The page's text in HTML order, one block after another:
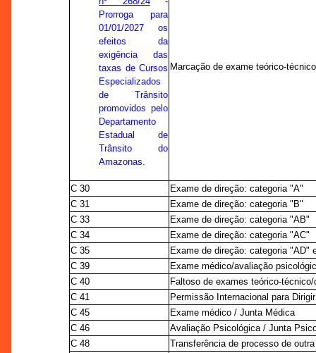
Prorroga para
01/01/2027 os
efeitos da
exigência das
taxas de Cursos
Especializados
de Trânsito
promovidos pelo
Departamento
Estadual de
Trânsito do
Amazonas.
Marcação de exame teórico-técnico
C 30
Exame de direção: categoria "A"
C 31
Exame de direção: categoria "B"
C 33
Exame de direção: categoria "AB"
C 34
Exame de direção: categoria "AC"
C 35
Exame de direção: categoria "AD"
C 39
Exame médico/avaliação
C 40
Faltoso de exames teórico-
C 41
Permissão Internacional para
C 45
Exame médico / Junta Médica
C 46
Avaliação Psicológica / Junta
C 48
Transferência de processo de